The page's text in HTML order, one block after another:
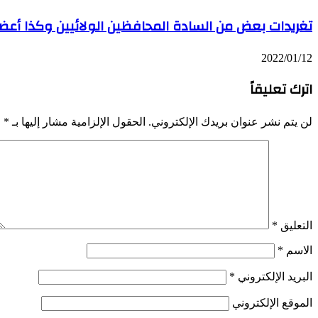
تغريدات بعض من السادة المحافظين الولائيين وكذا
2022/01/12
اترك تعليقاً
لن يتم نشر عنوان بريدك الإلكتروني. الحقول الإلزامية مشار إليها بـ *
التعليق *
الاسم *
البريد الإلكتروني *
الموقع الإلكتروني